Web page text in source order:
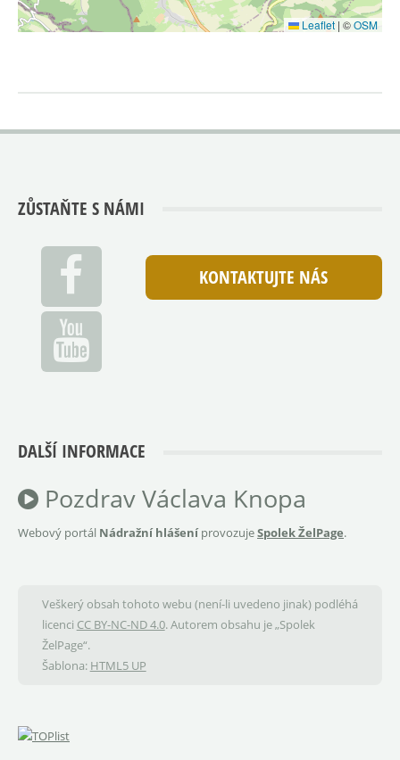
Leaflet | ©OSM
ZŮSTAŇTE S NÁMI
KONTAKTUJTE NÁS
DALŠÍ INFORMACE
Pozdrav Václava Knopa
Webový portál Nádražní hlášeníprovozujeSpolek ŽelPage.
Veškerý obsah tohoto webu (není-li uvedeno jinak) podléhá
licenci CC BY-NC-ND 4.0. Autorem obsahu je „Spolek
ŽelPage“.
Šablona: HTML5 UP